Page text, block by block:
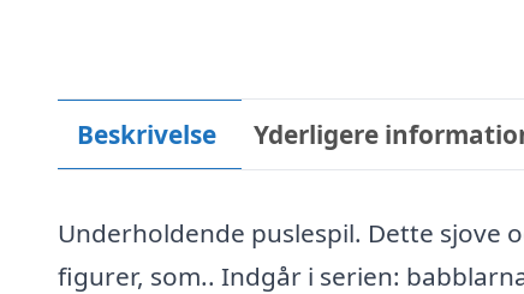
Beskrivelse Yderligere
Underholdende puslespil. Dette sjove
figurer, som.. Indgår i serien: